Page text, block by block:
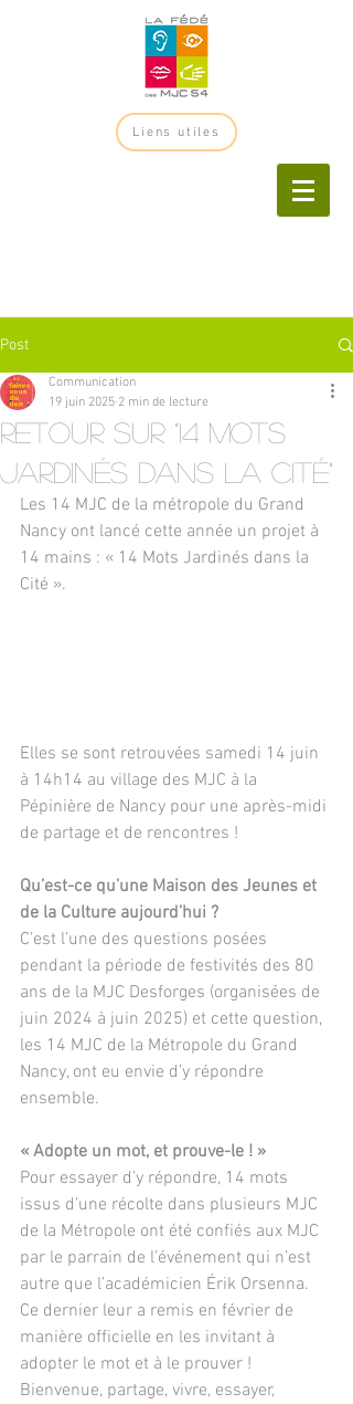
Liens utiles
Post
retour sur "14 mots
jardinés dans la Cité"
Communication
19 juin 2025 2 min de lecture
Les 14 MJC de la métropole du Grand
Nancy ont lancé cette année un projet à
14 mains : « 14 Mots Jardinés dans la
Cité ».
Elles se sont retrouvées samedi 14 juin
à 14h14 au village des MJC à la
Pépinière de Nancy pour une après-midi
de partage et de rencontres !
Qu’est-ce qu’une Maison des Jeunes et
de la Culture aujourd’hui ?
C’est l’une des questions posées
pendant la période de festivités des 80
ans de la MJC Desforges (organisées de
juin 2024 à juin 2025) et cette question,
les 14 MJC de la Métropole du Grand
Nancy, ont eu envie d’y répondre
ensemble.
« Adopte un mot, et prouve-le ! »
Pour essayer d’y répondre, 14 mots
issus d’une récolte dans plusieurs MJC
de la Métropole ont été confiés aux MJC
par le parrain de l’événement qui n’est
autre que l’académicien Érik Orsenna.
Ce dernier leur a remis en février de
manière officielle en les invitant à
adopter le mot et à le prouver !
Bienvenue, partage, vivre, essayer,